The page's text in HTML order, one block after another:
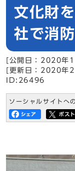
文化財
社で消
[公開日：2020年
[更新日：2020年
ID:26496
ソーシャルサイトへ